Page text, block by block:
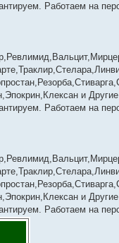
Работаем на
и
Работаем на
и
Работаем на